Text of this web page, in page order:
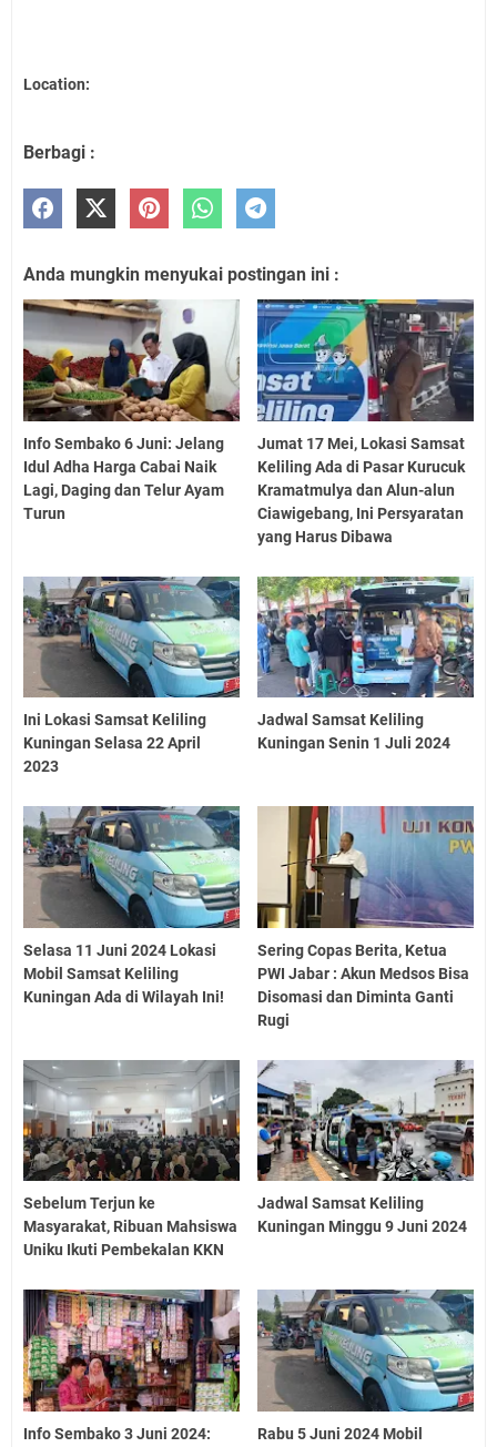
Location:
Berbagi :
Anda mungkin menyukai postingan ini :
Info Sembako 6 Juni: Jelang
Idul Adha Harga Cabai Naik
Lagi, Daging dan Telur Ayam
Turun
Jumat 17 Mei, Lokasi Samsat
Keliling Ada di Pasar Kurucuk
Kramatmulya dan Alun-alun
Ciawigebang, Ini Persyaratan
yang Harus Dibawa
Ini Lokasi Samsat Keliling
Kuningan Selasa 22 April
2023
Jadwal Samsat Keliling
Kuningan Senin 1 Juli 2024
Selasa 11 Juni 2024 Lokasi
Mobil Samsat Keliling
Kuningan Ada di Wilayah Ini!
Sering Copas Berita, Ketua
PWI Jabar : Akun Medsos Bisa
Disomasi dan Diminta Ganti
Rugi
Sebelum Terjun ke
Masyarakat, Ribuan Mahsiswa
Uniku Ikuti Pembekalan KKN
Jadwal Samsat Keliling
Kuningan Minggu 9 Juni 2024
Info Sembako 3 Juni 2024:
Rabu 5 Juni 2024 Mobil